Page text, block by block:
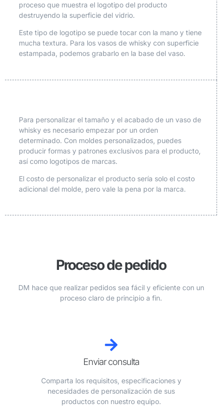
proceso que muestra el logotipo del producto
destruyendo la superficie del vidrio.
Este tipo de logotipo se puede tocar con la mano y tiene
mucha textura. Para los vasos de whisky con superficie
estampada, podemos grabarlo en la base del vaso.
Para personalizar el tamaño y el acabado de un vaso de
whisky es necesario empezar por un orden
determinado. Con moldes personalizados, puedes
producir formas y patrones exclusivos para el producto,
así como logotipos de marcas.
El costo de personalizar el producto sería solo el costo
adicional del molde, pero vale la pena por la marca.
Proceso de pedido
DM hace que realizar pedidos sea fácil y eficiente con un
proceso claro de principio a fin.
Enviar consulta
Comparta los requisitos, especificaciones y
necesidades de personalización de sus
productos con nuestro equipo.